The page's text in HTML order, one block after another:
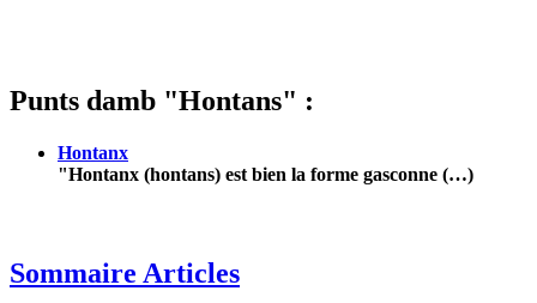
Punts damb "Hontans" :
Hontanx
"Hontanx (hontans) est bien la forme gasconne (…)
Sommaire Articles